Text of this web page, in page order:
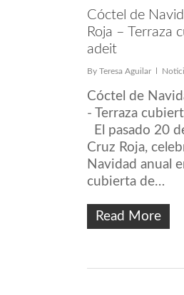
Cóctel de
Roja – Terraza
adeit
By Teresa Aguilar
Cóctel de
- Terraza
El pasado 20
Cruz Roja,
Navidad anual
cubierta de…
Read More